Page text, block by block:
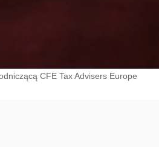
CFE Tax Advisers Europe